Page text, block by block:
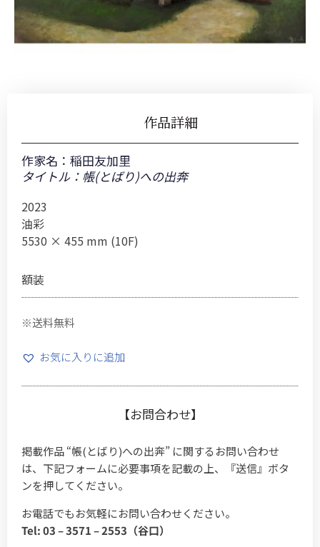
作品詳細
作家名： 稲田友加里
タイトル：帳(とばり)への出奔
2023
油彩
5530 × 455 mm (10F)
額装
※送料無料
お気に入りに追加
【お問合わせ】
掲載作品 “帳(とばり)への出奔” に関するお問い合わせ
は、下記フォームに必要事項を記載の上、『送信』ボタ
ンを押してください。
お電話でもお気軽にお問い合わせください。
Tel: 03 – 3571 – 2553（谷口）